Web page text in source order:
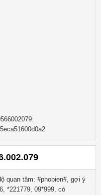
quan tâm: #phobien#, gợi ý
*221779, 09*999, có